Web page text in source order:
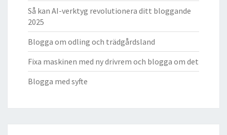
Så kan AI-verktyg revolutionera ditt bloggande
2025
Blogga om odling och trädgårdsland
Fixa maskinen med ny drivrem och blogga om det
Blogga med syfte